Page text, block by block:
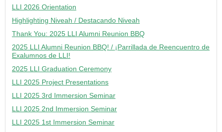
LLI 2026 Orientation
Highlighting Niveah / Destacando Niveah
Thank You: 2025 LLI Alumni Reunion BBQ
2025 LLI Alumni Reunion BBQ! / ¡Parrillada de Reencuentro de
Exalumnos de LLI!
2025 LLI Graduation Ceremony
LLI 2025 Project Presentations
LLI 2025 3rd Immersion Seminar
LLI 2025 2nd Immersion Seminar
LLI 2025 1st Immersion Seminar